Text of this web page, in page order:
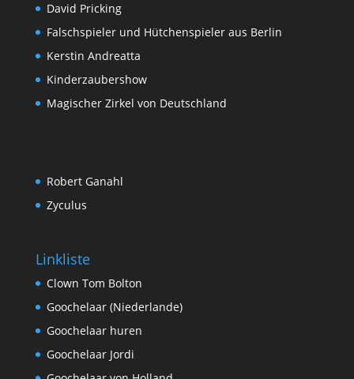
David Pricking
Falschspieler und Hütchenspieler aus Berlin
Kerstin Andreatta
Kinderzaubershow
Magischer Zirkel von Deutschland
Robert Ganahl
Zyculus
Linkliste
Clown Tom Bolton
Goochelaar (Niederlande)
Goochelaar huren
Goochelaar Jordi